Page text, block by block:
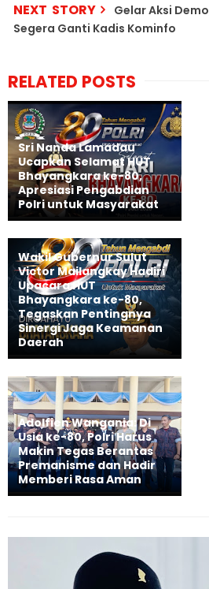
NEXT STORY
Gelar Aksi
Segera Ganti Kadis Kominfo
RELATED POSTS
Sri Nanda Lamadau
Ucapkan Selamat HUT
Bhayangkara ke-80,
Apresiasi Pengabdian
Polri untuk Masyarakat
Wakil Gubernur Sulut
Victor Mailangkay Hadiri
Upacara HUT
Bhayangkara ke-80,
Tegaskan Pentingnya
Sinergi Jaga Keamanan
Daerah
Adolfien Wangania: Di
Usia ke-80, Polri Harus
Makin Tegas Berantas
Premanisme dan Hadir
Memberi Rasa Aman